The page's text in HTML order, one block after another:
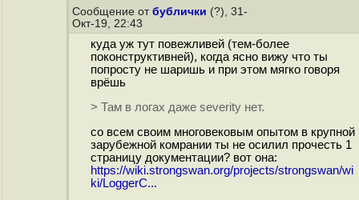
Сообщение от бублички (?), 31-
Окт-19, 22:43
куда уж тут повежливей (тем-более
поконструктивней), когда ясно вижу что ты
попросту не шаришь и при этом мягко говоря
врёшь
> Там в логах даже severity нет.
со всем своим многовековым опытом в крупной
зарубежной комрании ты не осилил прочесть 1
страницу документации? вот она:
https://wiki.strongswan.org/projects/strongswan/wi
ki/LoggerC...